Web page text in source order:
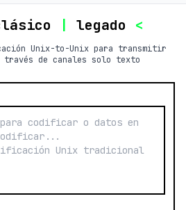
| legado <
Unix-to-Unix para transmitir
de canales solo texto